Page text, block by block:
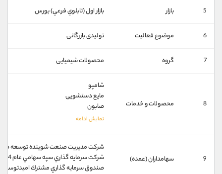
5 بازار بازار اول (تابلوي فرعي) بورس
6 موضوع فعالیت تولیدی بازرگانی
7 گروه محصولات شیمیایی
8 محصولات و خدمات
شامپو
مایع دستشویی
صابون
9 سهامداران (عمده)
شركت مديريت صنعت شوينده توسعه صنايع
شركت سرمايه گذاري سپه سهامي عام 4%
صندوق سرمايه گذاري مشترك اميدتوسعه 1%